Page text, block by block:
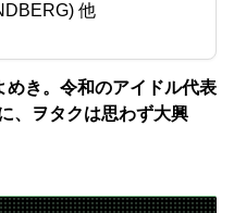
他
き。令和のアイドル代表
、ヲタクは思わず大興